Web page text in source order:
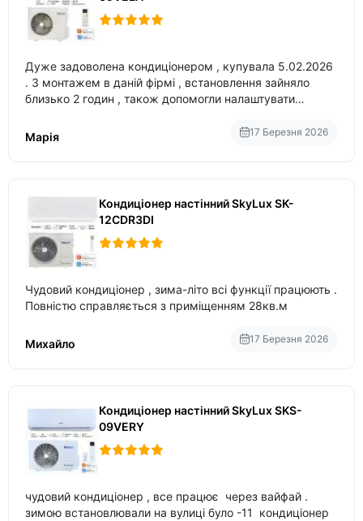
Дуже задоволена кондиціонером , купувала 5.02.2026
. З монтажем в даній фірмі , встановлення зайняло
близько 2 годин , також допомогли налаштувати
Марія
17 Березня 2026
Кондиціонер настінний SkyLux SK-
12CDR3DI
Чудовий кондиціонер , зима-літо всі функції працюють .
Повністю справляється з приміщенням 28кв.м
Михайло 17 Березня 2026
Кондиціонер настінний SkyLux SKS-
09VERY
чудовий кондиціонер , все працює через вайфай .
зимою встановлювали на вулиці було -11 кондиціонер